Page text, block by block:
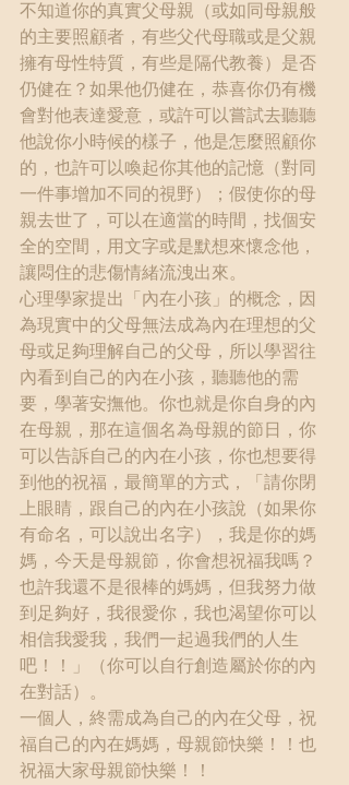
不知道你的真實父母親（或如同母親般
的主要照顧者，有些父代母職或是父親
擁有母性特質，有些是隔代教養）是否
仍健在？如果他仍健在，恭喜你仍有機
會對他表達愛意，或許可以嘗試去聽聽
他說你小時候的樣子，他是怎麼照顧你
的，也許可以喚起你其他的記憶（對同
一件事增加不同的視野）；假使你的母
親去世了，可以在適當的時間，找個安
全的空間，用文字或是默想來懷念他，
讓悶住的悲傷情緒流洩出來。
心理學家提出「內在小孩」的概念，因
為現實中的父母無法成為內在理想的父
母或足夠理解自己的父母，所以學習往
內看到自己的內在小孩，聽聽他的需
要，學著安撫他。你也就是你自身的內
在母親，那在這個名為母親的節日，你
可以告訴自己的內在小孩，你也想要得
到他的祝福，最簡單的方式，「請你閉
上眼睛，跟自己的內在小孩說（如果你
有命名，可以說出名字），我是你的媽
媽，今天是母親節，你會想祝福我嗎？
也許我還不是很棒的媽媽，但我努力做
到足夠好，我很愛你，我也渴望你可以
相信我愛我，我們一起過我們的人生
吧！！」（你可以自行創造屬於你的內
在對話）。
一個人，終需成為自己的內在父母，祝
福自己的內在媽媽，母親節快樂！！也
祝福大家母親節快樂！！